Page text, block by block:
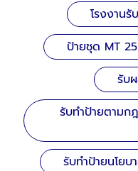
โรงงาน
ป้ายชุด MT
รับ
รับทำป้ายตามก
รับทำป้ายนโย